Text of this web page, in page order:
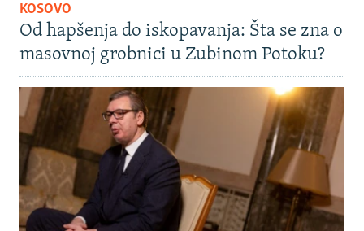
KOSOVO
Od hapšenja do iskopavanja: Šta se zna o
masovnoj grobnici u Zubinom Potoku?